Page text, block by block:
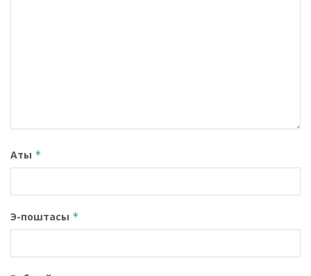
Аты *
Э-поштасы *